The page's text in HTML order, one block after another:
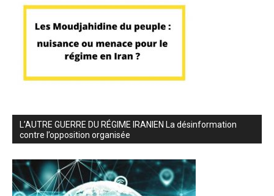
L’AUTRE GUERRE DU RÉGIME IRANIEN La désinformation
contre l’opposition organisée